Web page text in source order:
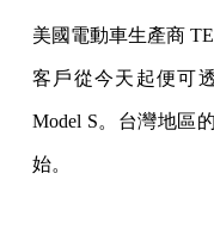
美國電動車生產商
客戶從今天起便可
Model S。台灣地區
始。